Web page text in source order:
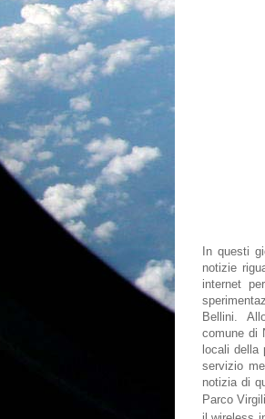
In questi
notizie
internet
Bellini.
comune di
locali
servizio
notizia di
Parco